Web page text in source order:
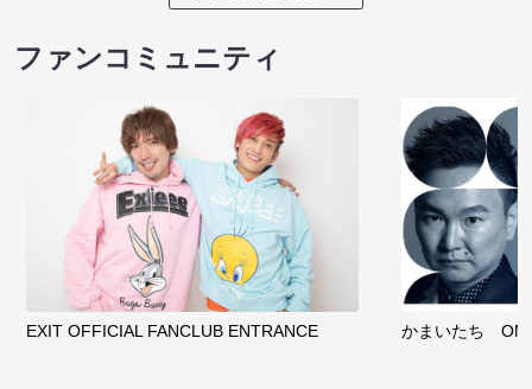
ファンコミュニティ
EXIT OFFICIAL FANCLUB ENTRANCE かまいたち